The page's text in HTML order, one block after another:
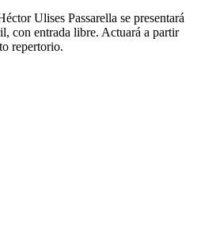
Ulises Passarella se presentará
con entrada libre. Actuará a partir
repertorio.